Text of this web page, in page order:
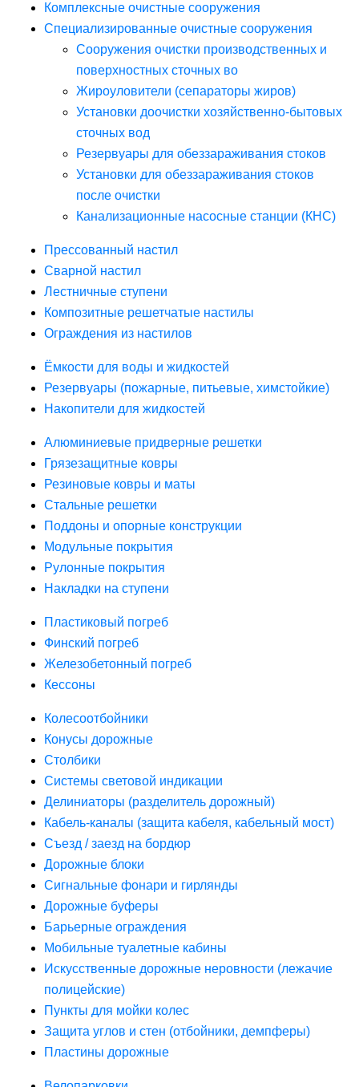
Комплексные очистные сооружения
Специализированные очистные сооружения
Сооружения очистки производственных и
поверхностных сточных во
Жироуловители (сепараторы жиров)
Установки доочистки хозяйственно-бытовых
сточных вод
Резервуары для обеззараживания стоков
Установки для обеззараживания стоков
после очистки
Канализационные насосные станции (КНС)
Прессованный настил
Сварной настил
Лестничные ступени
Композитные решетчатые настилы
Ограждения из настилов
Ёмкости для воды и жидкостей
Резервуары (пожарные, питьевые, химстойкие)
Накопители для жидкостей
Алюминиевые придверные решетки
Грязезащитные ковры
Резиновые ковры и маты
Стальные решетки
Поддоны и опорные конструкции
Модульные покрытия
Рулонные покрытия
Накладки на ступени
Пластиковый погреб
Финский погреб
Железобетонный погреб
Кессоны
Колесоотбойники
Конусы дорожные
Столбики
Системы световой индикации
Делиниаторы (разделитель дорожный)
Кабель-каналы (защита кабеля, кабельный мост)
Съезд / заезд на бордюр
Дорожные блоки
Сигнальные фонари и гирлянды
Дорожные буферы
Барьерные ограждения
Мобильные туалетные кабины
Искусственные дорожные неровности (лежачие
полицейские)
Пункты для мойки колес
Защита углов и стен (отбойники, демпферы)
Пластины дорожные